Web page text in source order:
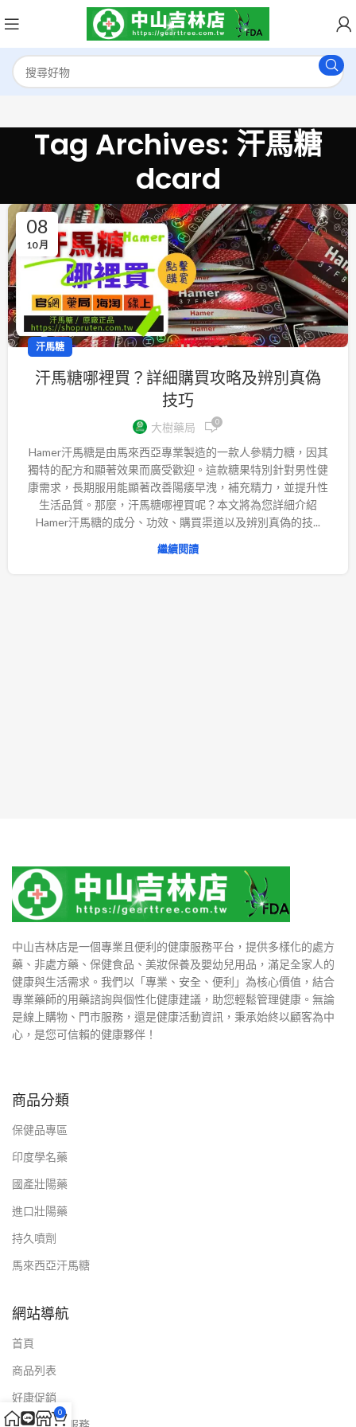
Tag Archives: 汗馬糖
dcard
08
10 月
汗馬糖
汗馬糖哪裡買？詳細購買攻略及辨別真偽
技巧
大樹藥局 0
Hamer汗馬糖是由馬來西亞專業製造的一款人參精力糖，因其
獨特的配方和顯著效果而廣受歡迎。這款糖果特別針對男性健
康需求，長期服用能顯著改善陽痿早洩，補充精力，並提升性
生活品質。那麼，汗馬糖哪裡買呢？本文將為您詳細介紹
Hamer汗馬糖的成分、功效、購買渠道以及辨別真偽的技...
繼續閱讀
中山吉林店是一個專業且便利的健康服務平台，提供多樣化的處方
藥、非處方藥、保健食品、美妝保養及嬰幼兒用品，滿足全家人的
健康與生活需求。我們以「專業、安全、便利」為核心價值，結合
專業藥師的用藥諮詢與個性化健康建議，助您輕鬆管理健康。無論
是線上購物、門市服務，還是健康活動資訊，秉承始終以顧客為中
心，是您可信賴的健康夥伴！
商品分類
保健品專區
印度學名藥
國產壯陽藥
進口壯陽藥
持久噴劑
馬來西亞汗馬糖
網站導航
首頁
商品列表
好康促銷
配送與售後服務
0